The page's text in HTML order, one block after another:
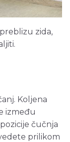
zida,
Koljena
između
čučnja
prilikom